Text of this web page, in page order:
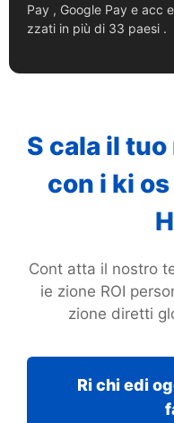
Pay , Google Pay e acc
zzati in più di 33 paesi .
S cala il
con i ki
Cont atta il nostro
ie zione ROI
zione diretti
Ri chi edi